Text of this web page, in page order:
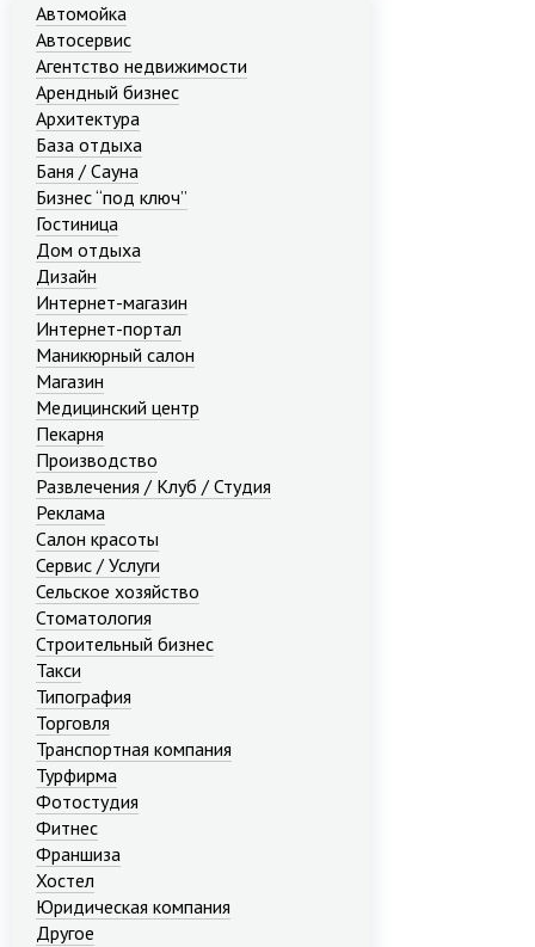
Автомойка
Автосервис
Агентство недвижимости
Арендный бизнес
Архитектура
База отдыха
Баня / Сауна
Бизнес “под ключ”
Гостиница
Дом отдыха
Дизайн
Интернет-магазин
Интернет-портал
Маникюрный салон
Магазин
Медицинский центр
Пекарня
Производство
Развлечения / Клуб / Студия
Реклама
Салон красоты
Сервис / Услуги
Сельское хозяйство
Стоматология
Строительный бизнес
Такси
Типография
Торговля
Транспортная компания
Турфирма
Фотостудия
Фитнес
Франшиза
Хостел
Юридическая компания
Другое